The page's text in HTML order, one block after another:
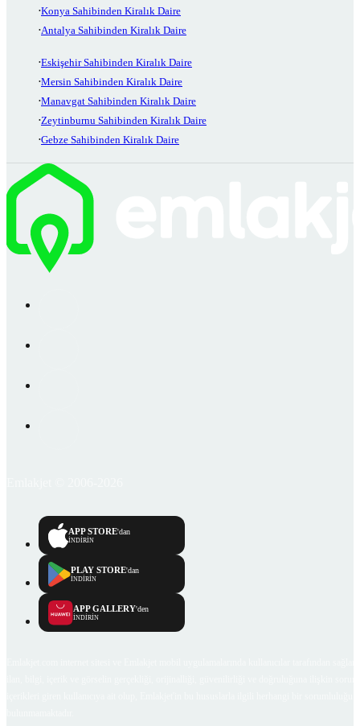
Konya Sahibinden Kiralık Daire
Antalya Sahibinden Kiralık Daire
Eskişehir Sahibinden Kiralık Daire
Mersin Sahibinden Kiralık Daire
Manavgat Sahibinden Kiralık Daire
Zeytinburnu Sahibinden Kiralık Daire
Gebze Sahibinden Kiralık Daire
APP STORE'dan
İNDİRİN
PLAY STORE'dan
İNDİRİN
APP GALLERY'den
İNDİRİN